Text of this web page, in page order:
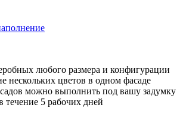
любого размера и конфигурации
нескольких цветов в одном фасаде
можно выполнить под вашу задумку
течение 5 рабочих дней